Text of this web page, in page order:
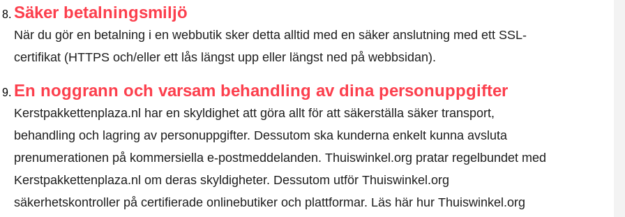
Säker betalningsmiljö
När du gör en betalning i en webbutik sker detta alltid med en säker anslutning med ett SSL-
certifikat (HTTPS och/eller ett lås längst upp eller längst ned på webbsidan).
En noggrann och varsam behandling av dina personuppgifter
Kerstpakkettenplaza.nl har en skyldighet att göra allt för att säkerställa säker transport,
behandling och lagring av personuppgifter. Dessutom ska kunderna enkelt kunna avsluta
prenumerationen på kommersiella e-postmeddelanden. Thuiswinkel.org pratar regelbundet med
Kerstpakkettenplaza.nl om deras skyldigheter. Dessutom utför Thuiswinkel.org
säkerhetskontroller på certifierade onlinebutiker och plattformar. Läs här hur Thuiswinkel.org